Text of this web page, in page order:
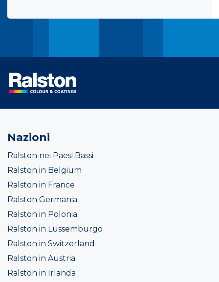
Nazioni
Ralston nei Paesi Bassi
Ralston in Belgium
Ralston in France
Ralston Germania
Ralston in Polonia
Ralston in Lussemburgo
Ralston in Switzerland
Ralston in Austria
Ralston in Irlanda